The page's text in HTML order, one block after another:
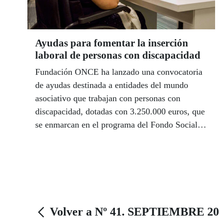
Ayudas para fomentar la inserción
laboral de personas con discapacidad
Fundación ONCE ha lanzado una convocatoria
de ayudas destinada a entidades del mundo
asociativo que trabajan con personas con
discapacidad, dotadas con 3.250.000 euros, que
se enmarcan en el programa del Fondo Social
Volver a Nº 41. SEPTIEMBRE